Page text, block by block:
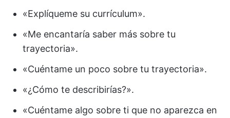
«Explíqueme su currículum».
«Me encantaría saber más sobre tu
trayectoria».
«Cuéntame un poco sobre tu trayectoria».
«¿Cómo te describirías?».
«Cuéntame algo sobre ti que no aparezca en